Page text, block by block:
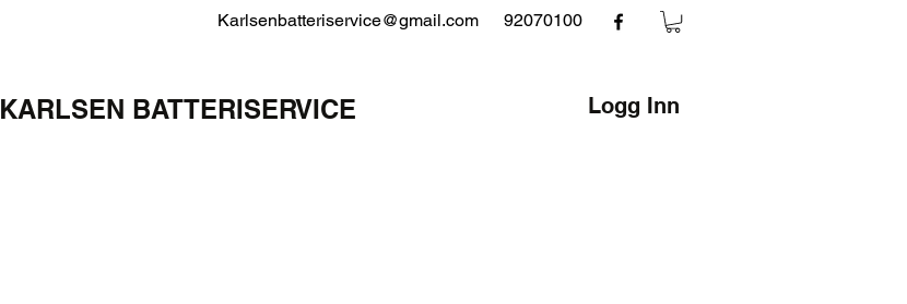
Karlsenbatteriservice@gmail.com 92070100
KARLSEN BATTERISERVICE Logg Inn